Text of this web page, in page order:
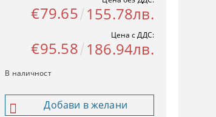
€79.65 155.78лв.
Цена с ДДС:
€95.58 186.94лв.
В наличност
Добави в желани